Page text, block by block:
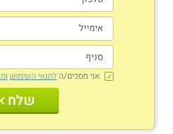
אני מסכים/ה לתנאי השימוש
שלח